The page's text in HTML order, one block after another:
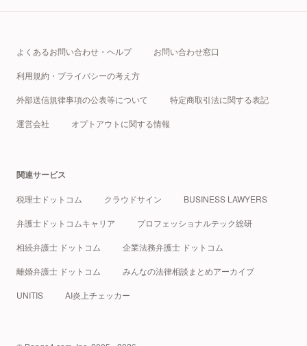
よくあるお問い合わせ・ヘルプ お問い合わせ窓口
利用規約・プライバシーの考え方
外部送信規律事項の公表等について 特定商取引法に関する表記
運営会社 オプトアウトに関する情報
関連サービス
税理士ドットコム クラウドサイン BUSINESS LAWYERS
弁護士ドットコムキャリア プロフェッショナルテック総研
相続弁護士 ドットコム 企業法務弁護士 ドットコム
離婚弁護士 ドットコム みんなの法律相談まとめアーカイブ
UNITIS AI炎上チェッカー